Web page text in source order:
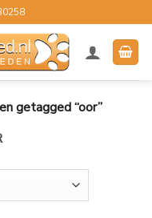
getagged “oor”